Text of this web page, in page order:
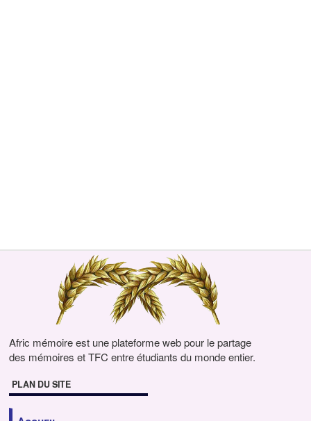
Afric mémoire est une plateforme web pour le partage
des mémoires et TFC entre étudiants du monde entier.
PLAN DU SITE